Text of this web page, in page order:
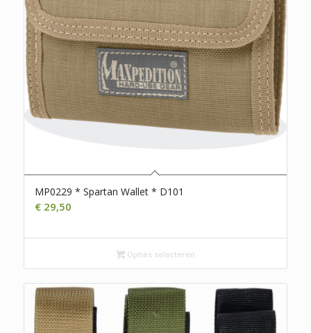
MP0229 * Spartan Wallet * D101
€29,50
Opties selecteren